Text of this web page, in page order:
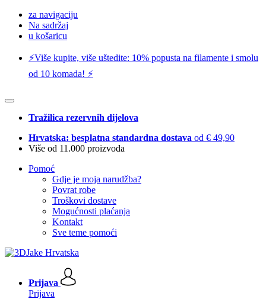
za navigaciju
Na sadržaj
u košaricu
⚡️Više kupite, više uštedite: 10% popusta na filamente i smolu
od 10 komada! ⚡️
Tražilica rezervnih dijelova
Hrvatska: besplatna standardna dostava od € 49,90
Više od 11.000 proizvoda
Pomoć
Gdje je moja narudžba?
Povrat robe
Troškovi dostave
Mogućnosti plaćanja
Kontakt
Sve teme pomoći
Prijava
Prijava